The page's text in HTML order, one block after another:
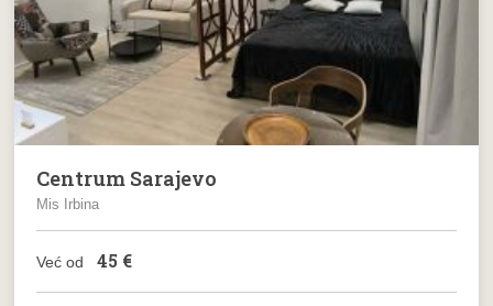
Centrum Sarajevo
Mis Irbina
Već od 45 €